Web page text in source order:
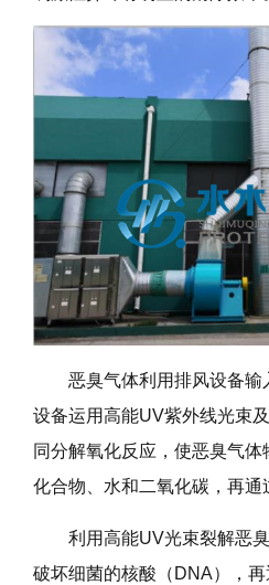
恶臭气体利用排风设备
设备运用高能UV紫外线光束
同分解氧化反应，使恶臭气
化合物、水和二氧化碳，再通
利用高能UV光束裂解恶
破坏细菌的核酸（DNA），再